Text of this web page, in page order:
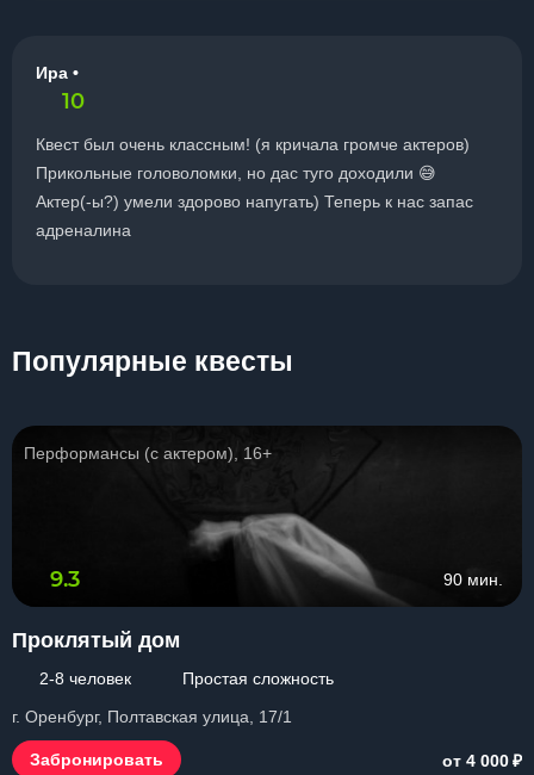
Ира •
10
Квест был очень классным! (я кричала громче актеров)
Прикольные головоломки, но дас туго доходили 😅
Актер(-ы?) умели здорово напугать) Теперь к нас запас
адреналина
Популярные квесты
Перформансы (с актером), 16+
9.3 90 мин.
Проклятый дом
2-8 человек
Простая сложность
г. Оренбург, Полтавская улица, 17/1
Забронировать от 4 000₽